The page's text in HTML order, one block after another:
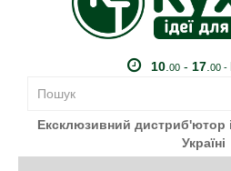
10. 00- 17. 00 -
Ексклюзивний дистриб'ютор
Україні